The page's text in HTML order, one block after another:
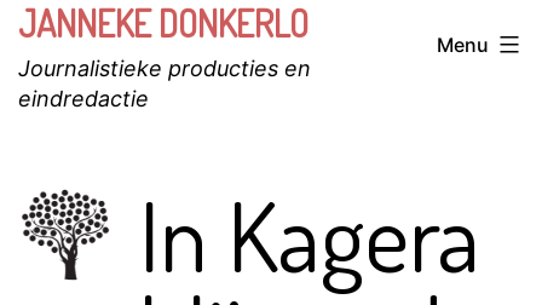
de
inhoud
JANNEKE DONKERLO
Journalistieke producties en
eindredactie
Menu
In Kagera